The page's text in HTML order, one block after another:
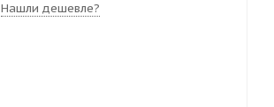
Нашли дешевле?